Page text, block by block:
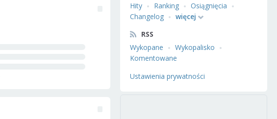
Hity
Ranking
Osiągnięcia
Changelog
więcej
RSS
Wykopane
Wykopalisko
Komentowane
Ustawienia prywatności